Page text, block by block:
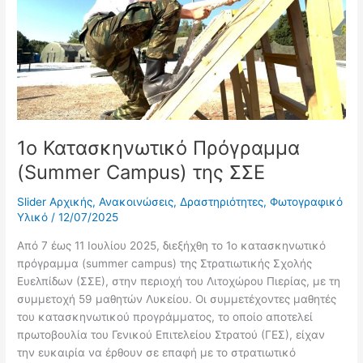
1ο Κατασκηνωτικό Πρόγραμμα
(Summer Campus) της ΣΣΕ
Slider Αρχικής,Ανακοινώσεις,Δραστηριότητες,Φωτογραφικό
Υλικό /12/07/2025
Από 7 έως 11 Ιουλίου 2025, διεξήχθη το 1ο κατασκηνωτικό
πρόγραμμα (summer campus) της Στρατιωτικής Σχολής
Ευελπίδων (ΣΣΕ), στην περιοχή του Λιτοχώρου Πιερίας, με τη
συμμετοχή 59 μαθητών Λυκείου. Οι συμμετέχοντες μαθητές
του κατασκηνωτικού προγράμματος, το οποίο αποτελεί
πρωτοβουλία του Γενικού Επιτελείου Στρατού (ΓΕΣ), είχαν
την ευκαιρία να έρθουν σε επαφή με το στρατιωτικό
της
ΣΣΕ